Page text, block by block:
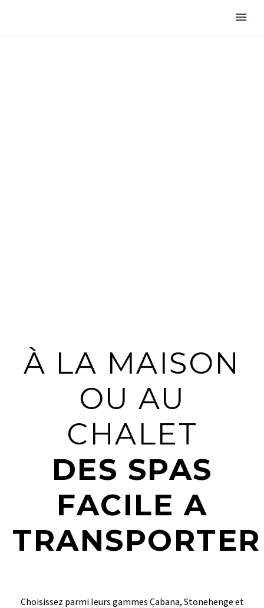
À LA MAISON
OU AU
CHALET
DES SPAS
FACILE A
TRANSPORTER
Choisissez parmi leurs gammes Cabana, Stonehenge et